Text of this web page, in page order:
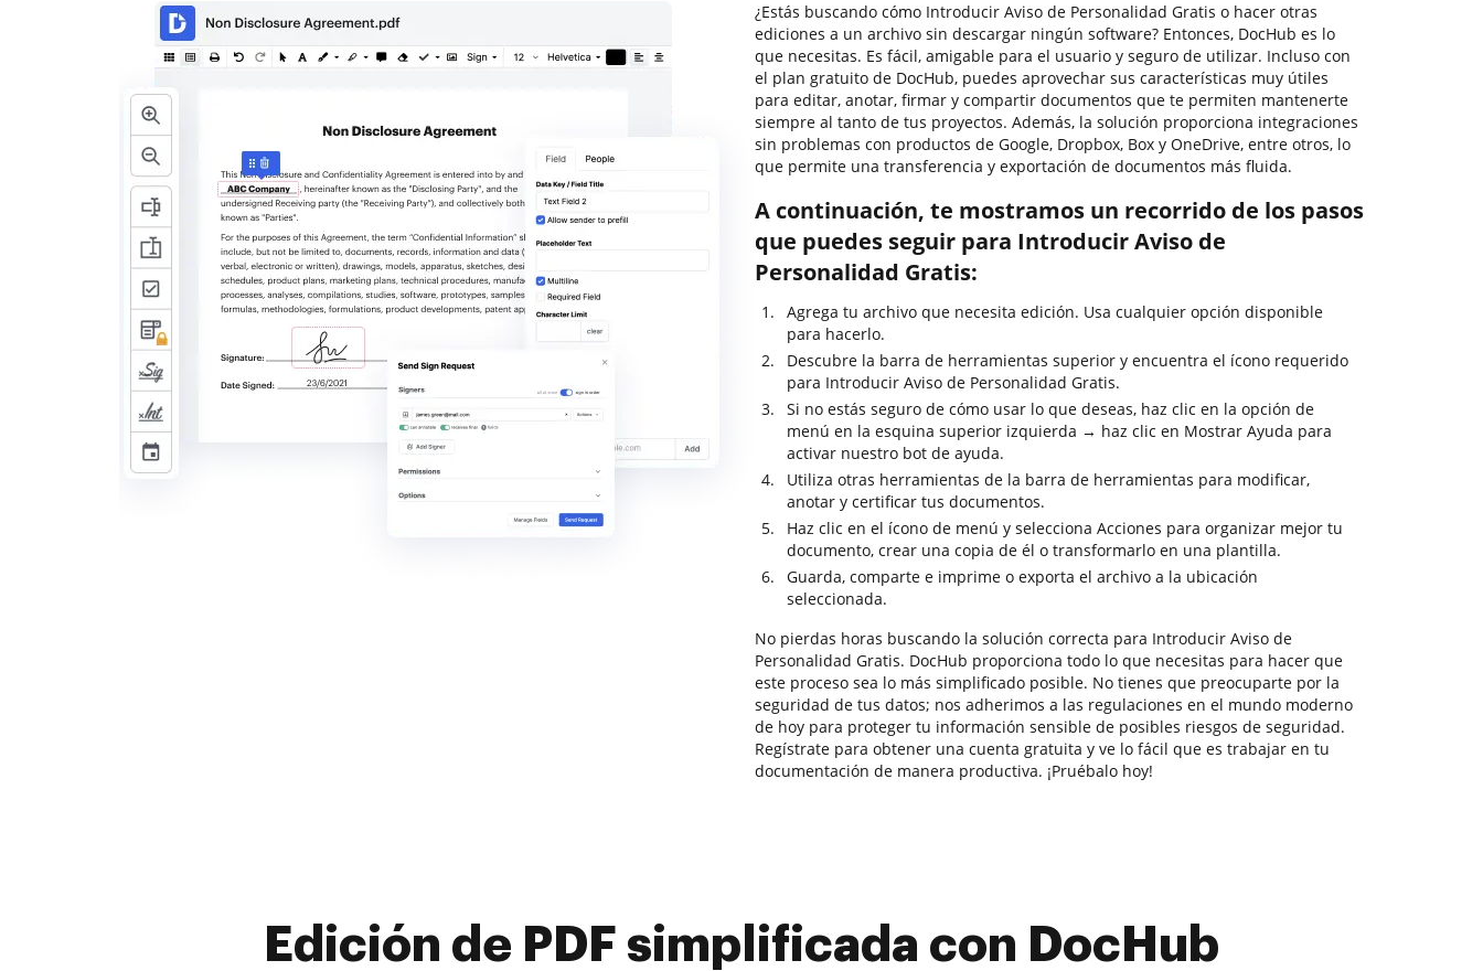
¿Estás buscando cómo Introducir Aviso de Personalidad Gratis o hacer otras
ediciones a un archivo sin descargar ningún software? Entonces, DocHub es lo
que necesitas. Es fácil, amigable para el usuario y seguro de utilizar. Incluso con
el plan gratuito de DocHub, puedes aprovechar sus características muy útiles
para editar, anotar, firmar y compartir documentos que te permiten mantenerte
siempre al tanto de tus proyectos. Además, la solución proporciona integraciones
sin problemas con productos de Google, Dropbox, Box y OneDrive, entre otros, lo
que permite una transferencia y exportación de documentos más fluida.
A continuación, te mostramos un recorrido de los pasos
que puedes seguir para Introducir Aviso de
Personalidad Gratis:
Agrega tu archivo que necesita edición. Usa cualquier opción disponible
para hacerlo.
Descubre la barra de herramientas superior y encuentra el ícono requerido
para Introducir Aviso de Personalidad Gratis.
Si no estás seguro de cómo usar lo que deseas, haz clic en la opción de
menú en la esquina superior izquierda → haz clic en Mostrar Ayuda para
activar nuestro bot de ayuda.
Utiliza otras herramientas de la barra de herramientas para modificar,
anotar y certificar tus documentos.
Haz clic en el ícono de menú y selecciona Acciones para organizar mejor tu
documento, crear una copia de él o transformarlo en una plantilla.
Guarda, comparte e imprime o exporta el archivo a la ubicación
seleccionada.
No pierdas horas buscando la solución correcta para Introducir Aviso de
Personalidad Gratis. DocHub proporciona todo lo que necesitas para hacer que
este proceso sea lo más simplificado posible. No tienes que preocuparte por la
seguridad de tus datos; nos adherimos a las regulaciones en el mundo moderno
de hoy para proteger tu información sensible de posibles riesgos de seguridad.
Regístrate para obtener una cuenta gratuita y ve lo fácil que es trabajar en tu
documentación de manera productiva. ¡Pruébalo hoy!
Edición de PDF simplificada con DocHub